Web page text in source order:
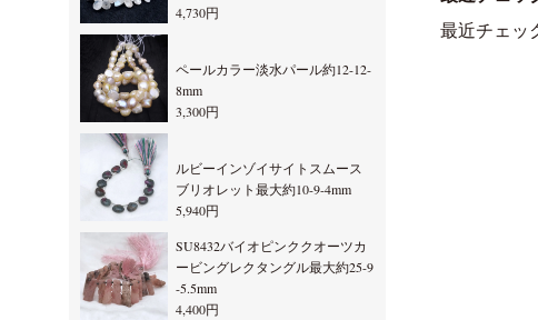
最近チェッ
4,730円
ペールカラー淡水パール約12-12-
8mm
3,300円
ルビーインゾイサイトスムース
ブリオレット最大約10-9-4mm
5,940円
SU8432バイオピンククオーツカ
ービングレクタングル最大約25-9
-5.5mm
4,400円